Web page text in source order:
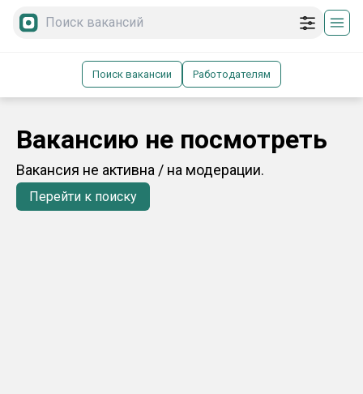
Поиск вакансии Работодателям
Вакансию не посмотреть
Вакансия не активна / на модерации.
Перейти к поиску